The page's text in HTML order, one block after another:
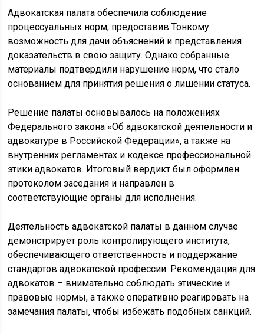
Адвокатская палата обеспечила соблюдение
процессуальных норм, предоставив Тонкому
возможность для дачи объяснений и представления
доказательств в свою защиту. Однако собранные
материалы подтвердили нарушение норм, что стало
основанием для принятия решения о лишении статуса.
Решение палаты основывалось на положениях
Федерального закона «Об адвокатской деятельности и
адвокатуре в Российской Федерации», а также на
внутренних регламентах и кодексе профессиональной
этики адвокатов. Итоговый вердикт был оформлен
протоколом заседания и направлен в
соответствующие органы для исполнения.
Деятельность адвокатской палаты в данном случае
демонстрирует роль контролирующего института,
обеспечивающего ответственность и поддержание
стандартов адвокатской профессии. Рекомендация для
адвокатов – внимательно соблюдать этические и
правовые нормы, а также оперативно реагировать на
замечания палаты, чтобы избежать подобных санкций.